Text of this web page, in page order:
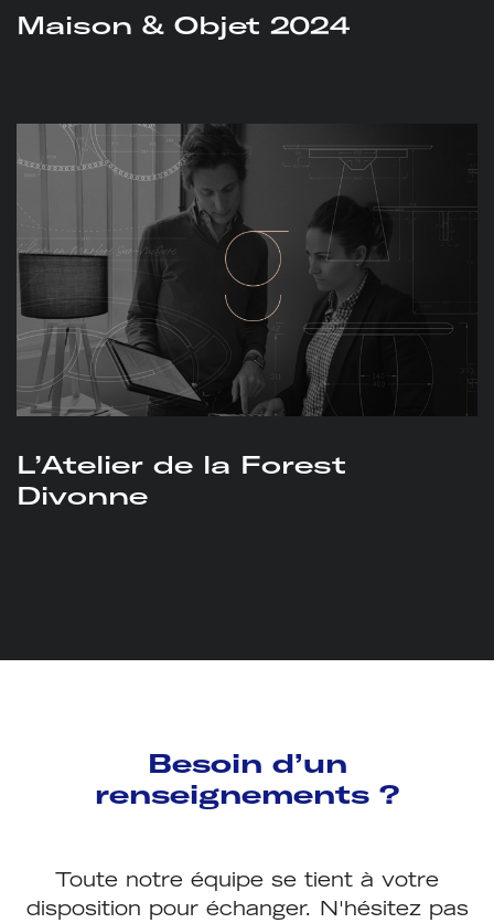
Maison & Objet 2024
L’Atelier de la Forest
Divonne
Besoin d’un
renseignements ?
Toute notre équipe se tient à votre
disposition pour échanger. N'hésitez pas